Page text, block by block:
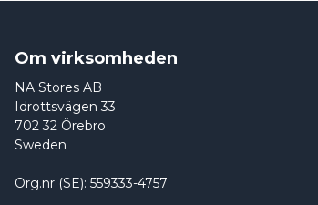
Om virksomheden
NA Stores AB
Idrottsvägen 33
702 32 Örebro
Sweden
Org.nr (SE): 559333-4757